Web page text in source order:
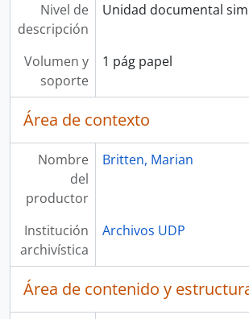
Nivel de
descripción
Unidad documental
Volumen y
soporte
1 pág papel
Área de contexto
Nombre
del
productor
Britten, Marian
Institución
archivística
Archivos UDP
Área de contenido y